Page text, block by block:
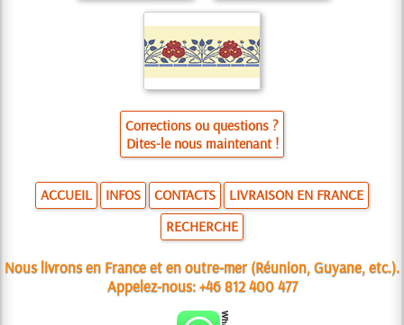
Corrections ou questions ?
Dites-le nous maintenant !
ACCUEIL INFOS CONTACTS
LIVRAISON EN FRANCE
RECHERCHE
Nous livrons en France et en outre-mer (Réunion, Guyane, etc.).
Appelez-nous:+46 812 400 477